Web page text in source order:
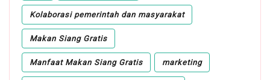
Kolaborasi pemerintah dan masyarakat
Makan Siang Gratis
Manfaat Makan Siang Gratis marketing